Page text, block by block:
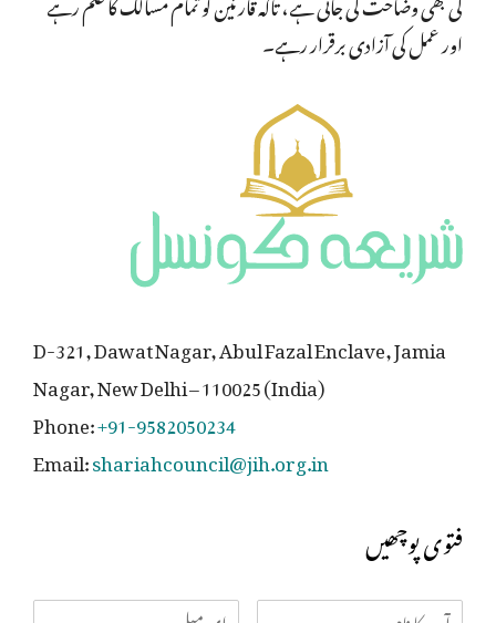
اور عمل کی آزادی برقرار رہے۔
D-321, Dawat Nagar, Abul Fazal Enclave, Jamia
Nagar, New Delhi – 110025 (India)
Phone:+91-9582050234
Email:shariahcouncil@jih.org.in
فتوی پوچھیں